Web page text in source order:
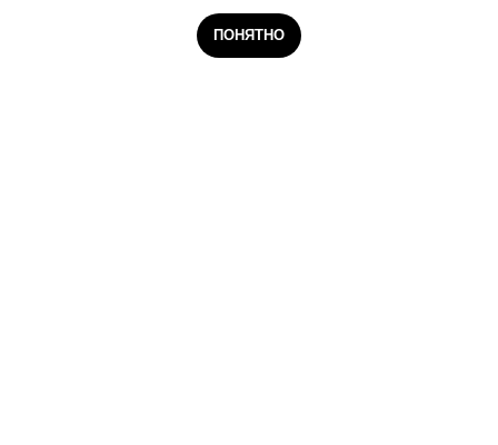
Напишите нам
микрохирургия глаза
ПОНЯТНО